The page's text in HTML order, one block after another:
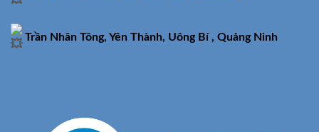
Trần Nhân Tông, Yên Thành, Uông Bí , Quảng Ninh